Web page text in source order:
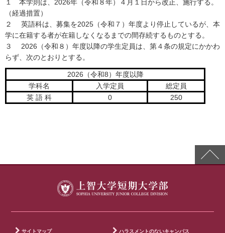
１ 本学則は、2026年（令和８年）４月１日から改正、施行する。
（経過措置）
２ 英語科は、募集を2025（令和７）年度より停止しているが、本
学に在籍する者が在籍しなくなるまでの間存続するものとする。
３ 2026（令和８）年度以降の学生定員は、第４条の規定にかかわ
らず、次のとおりとする。
2026（令和8）年度以降
学科名
入学定員
総定員
英 語 科
0 250
サイトマップ ハラスメントのないキャンパス